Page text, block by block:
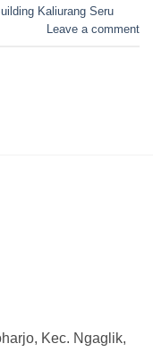
Kaliurang Seru
Leave a comment
Kec. Ngaglik,